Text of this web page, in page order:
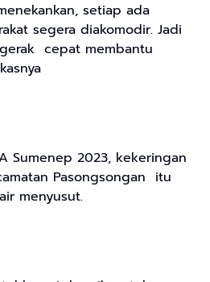
setiap ada
segera diakomodir. Jadi
cepat membantu
Sumenep 2023, kekeringan
Pasongsongan itu
menyusut.